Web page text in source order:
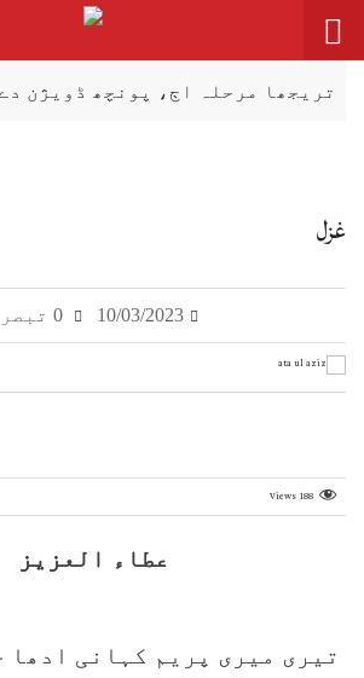
ڈویژن دے 4 حلقیاں وچ پولنگ تھیسی
غزل
10/03/2023
Views 188
عطاء العزیز
تیری میری پریم کہانی ادھا